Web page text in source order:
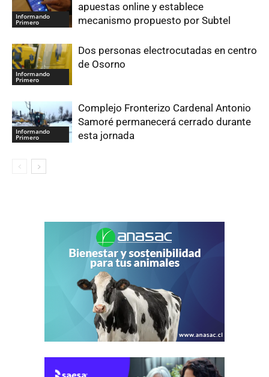
Informando
Primero
apuestas online y establece
mecanismo propuesto por Subtel
Informando
Primero
Dos personas electrocutadas en centro
de Osorno
Informando
Primero
Complejo Fronterizo Cardenal Antonio
Samoré permanecerá cerrado durante
esta jornada